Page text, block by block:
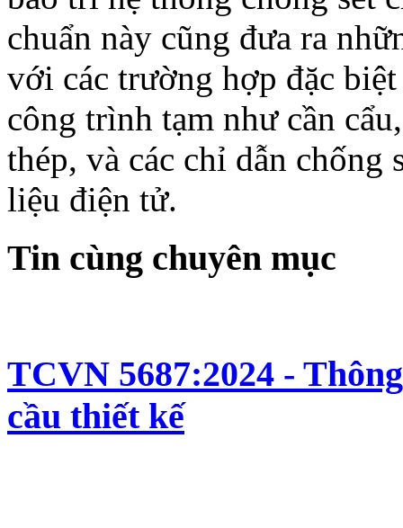
chuẩn này cũng đưa ra
với các trường hợp đặc
công trình tạm như cần
thép, và các chỉ dẫn chống
liệu điện tử.
Tin cùng chuyên mục
TCVN 5687:2024 -
cầu thiết kế